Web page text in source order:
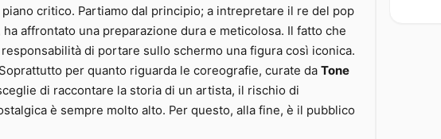
critico. Partiamo dal principio; a intrepretare il re del pop
affrontato una preparazione dura e meticolosa. Il fatto che
di portare sullo schermo una figura così iconica.
per quanto riguarda le coreografie, curate da Tone
di raccontare la storia di un artista, il rischio di
è sempre molto alto. Per questo, alla fine, è il pubblico